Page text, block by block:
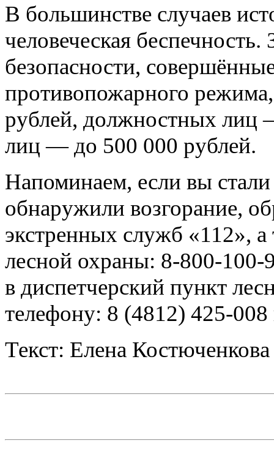
В большинстве случаев
человеческая
безопасности,
противопожарного
рублей, должностных лиц
лиц — до 500 000 рублей.
Напоминаем, если вы
обнаружили возгорание,
экстренных служб «112»,
лесной охраны: 8-800-
в диспетчерский пункт
телефону: 8 (4812) 425-
Текст: Елена Костюченкова